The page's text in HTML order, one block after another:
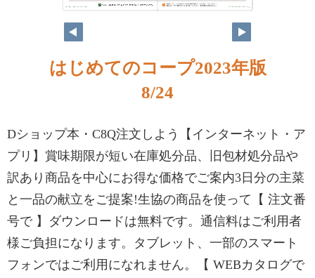
9
8
はじめてのコープ2023年版
8/24
Dショップ本・C8Q注文しよう【インターネット・ア
プリ】賞味期限が短い在庫処分品、旧包材処分品や
訳あり商品を中心にお得な価格でご案内3日分の主菜
と一品の献立をご提案!生協の商品を使って【 注文番
号で 】ダウンロードは無料です。通信料はご利用者
様ご負担になります。タブレット、一部のスマート
フォンではご利用になれません。【 WEBカタログで